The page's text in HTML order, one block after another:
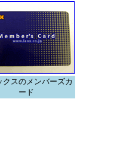
クスのメンバーズカ
ード